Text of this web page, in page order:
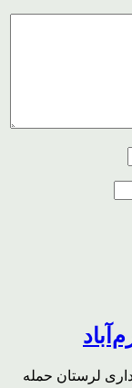
لرستان حمله